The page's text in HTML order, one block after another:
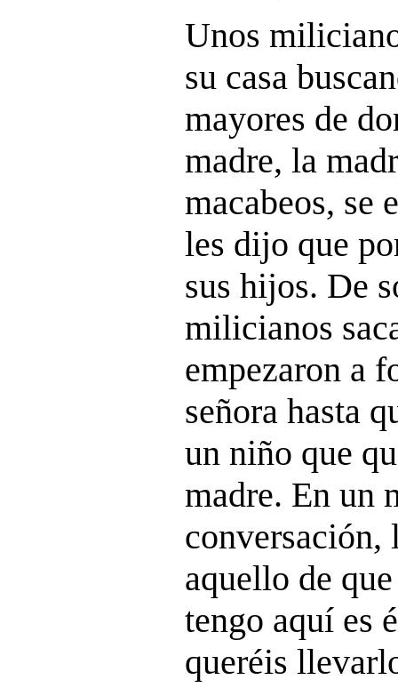
Unos
su casa
mayores de
madre, la
macabeos, se
les dijo que
sus hijos. De
milicianos
empezaron a
señora hasta
un niño que
madre. En un
conversación,
aquello de
tengo aquí es
queréis